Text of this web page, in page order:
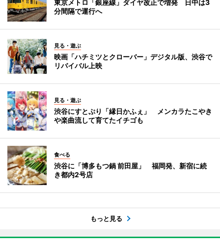
東京メトロ「銀座線」ダイヤ改正で増発 日中は3
分間隔で運行へ
見る・遊ぶ
映画「ハチミツとクローバー」デジタル版、渋谷で
リバイバル上映
見る・遊ぶ
渋谷にすとぷり「縁日かふぇ」 メンカラたこやき
や楽曲流して育てたイチゴも
食べる
渋谷に「博多もつ鍋 前田屋」 福岡発、新宿に続
き都内2号店
もっと見る